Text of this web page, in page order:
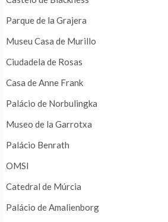
Parque de la Grajera
Museu Casa de Murillo
Ciudadela de Rosas
Casa de Anne Frank
Palácio de Norbulingka
Museo de la Garrotxa
Palácio Benrath
OMSI
Catedral de Múrcia
Palácio de Amalienborg